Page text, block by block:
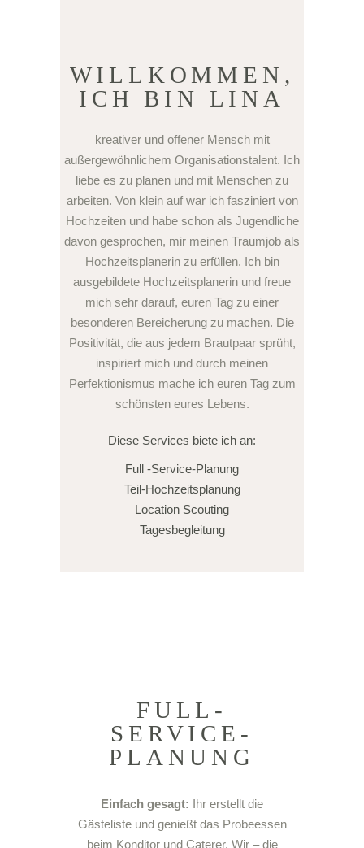
WILLKOMMEN,
ICH BIN LINA
kreativer und offener Mensch mit
außergewöhnlichem Organisationstalent. Ich
liebe es zu planen und mit Menschen zu
arbeiten. Von klein auf war ich fasziniert von
Hochzeiten und habe schon als Jugendliche
davon gesprochen, mir meinen Traumjob als
Hochzeitsplanerin zu erfüllen. Ich bin
ausgebildete Hochzeitsplanerin und freue
mich sehr darauf, euren Tag zu einer
besonderen Bereicherung zu machen. Die
Positivität, die aus jedem Brautpaar sprüht,
inspiriert mich und durch meinen
Perfektionismus mache ich euren Tag zum
schönsten eures Lebens.
Diese Services biete ich an:
Full -Service-Planung
Teil-Hochzeitsplanung
Location Scouting
Tagesbegleitung
FULL-
SERVICE-
PLANUNG
Einfach gesagt: Ihr erstellt die
Gästeliste und genießt das Probeessen
beim Konditor und Caterer. Wir – die